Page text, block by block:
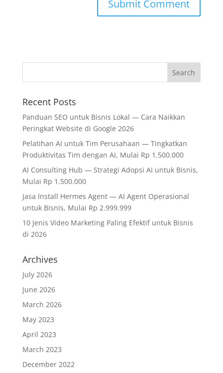
Recent Posts
Panduan SEO untuk Bisnis Lokal — Cara Naikkan
Peringkat Website di Google 2026
Pelatihan AI untuk Tim Perusahaan — Tingkatkan
Produktivitas Tim dengan AI, Mulai Rp 1.500.000
AI Consulting Hub — Strategi Adopsi AI untuk Bisnis,
Mulai Rp 1.500.000
Jasa Install Hermes Agent — AI Agent Operasional
untuk Bisnis, Mulai Rp 2.999.999
10 Jenis Video Marketing Paling Efektif untuk Bisnis
di 2026
Archives
July 2026
June 2026
March 2026
May 2023
April 2023
March 2023
December 2022